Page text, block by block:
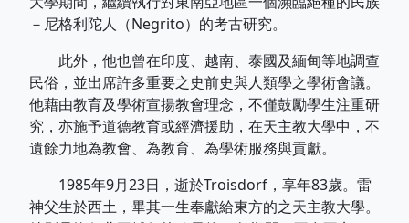
－尼格利陀人（Negrito）的考古研究。
此外，他也曾在印度、越南、泰國及緬甸等地調查
民俗，並出席許多重要之史前史與人類學之學術會議。
他藉由教育及學術宣揚教會理念，不僅鼓勵學生注重研
究，亦施予道德教育或經濟援助，在天主教大學中，不
遺餘力地為教會、為教育、為學術服務與貢獻。
1985年9月23日，逝於Troisdorf，享年83歲。雷
神父生於西土，畢其一生奉獻給東方的之天主教大學。